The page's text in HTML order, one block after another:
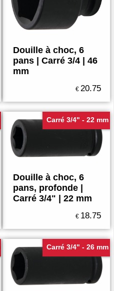
Douille à choc, 6
pans | Carré 3/4 | 46
mm
€ 20.75
Carré 3/4" - 22 mm
Douille à choc, 6
pans, profonde |
Carré 3/4" | 22 mm
€ 18.75
Carré 3/4" - 26 mm